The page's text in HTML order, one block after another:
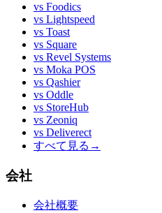
vs Foodics
vs Lightspeed
vs Toast
vs Square
vs Revel Systems
vs Moka POS
vs Qashier
vs Oddle
vs StoreHub
vs Zeoniq
vs Deliverect
すべて見る →
会社
会社概要